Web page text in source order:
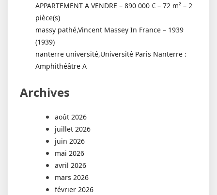
APPARTEMENT A VENDRE – 890 000 € – 72 m² – 2
pièce(s)
massy pathé,Vincent Massey In France – 1939
(1939)
nanterre université,Université Paris Nanterre :
Amphithéâtre A
Archives
août 2026
juillet 2026
juin 2026
mai 2026
avril 2026
mars 2026
février 2026